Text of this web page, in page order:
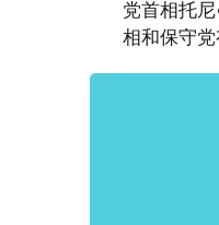
党首相托
相和保守